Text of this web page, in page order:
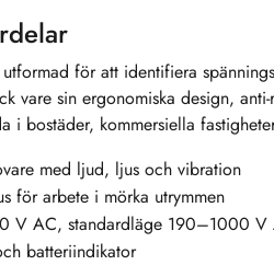
för att identifiera
vare sin ergonomiska design,
i bostäder, kommersiella
med ljud, ljus och vibration
för arbete i mörka utrymmen
V AC, standardläge 190–1000 V
batteriindikator